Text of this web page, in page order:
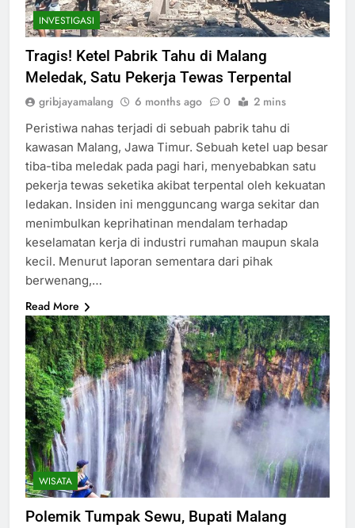
INVESTIGASI
Tragis! Ketel Pabrik Tahu di Malang
Meledak, Satu Pekerja Tewas Terpental
gribjayamalang 6 months ago 0 2 mins
Peristiwa nahas terjadi di sebuah pabrik tahu di
kawasan Malang, Jawa Timur. Sebuah ketel uap besar
tiba-tiba meledak pada pagi hari, menyebabkan satu
pekerja tewas seketika akibat terpental oleh kekuatan
ledakan. Insiden ini mengguncang warga sekitar dan
menimbulkan keprihatinan mendalam terhadap
keselamatan kerja di industri rumahan maupun skala
kecil. Menurut laporan sementara dari pihak
berwenang,…
Read More
WISATA
Polemik Tumpak Sewu, Bupati Malang